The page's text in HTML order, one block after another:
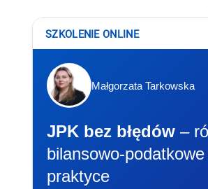
SZKOLENIE ONLINE
Małgorzata Tarkowska
JPK bez błędów –
bilansowo-
praktyce